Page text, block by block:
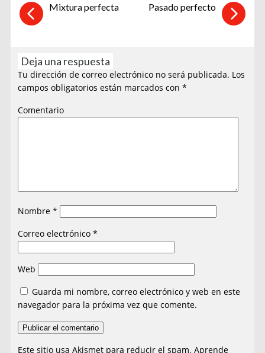
Mixtura perfecta Pasado perfecto
Deja una respuesta
Tu dirección de correo electrónico no será publicada. Los
campos obligatorios están marcados con*
Comentario
Nombre*
Correo electrónico*
Web
Guarda mi nombre, correo electrónico y web en este
navegador para la próxima vez que comente.
Este sitio usa Akismet para reducir el spam.Aprende